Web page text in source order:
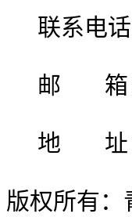
联系电
邮 箱：
地 址：
版权所有：